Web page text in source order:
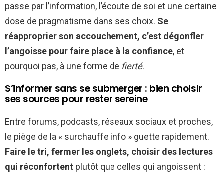
passe par l’information, l’écoute de soi et une certaine
dose de pragmatisme dans ses choix. Se
réapproprier son accouchement, c’est dégonfler
l’angoisse pour faire place à la confiance, et
pourquoi pas, à une forme de fierté.
S’informer sans se submerger : bien choisir
ses sources pour rester sereine
Entre forums, podcasts, réseaux sociaux et proches,
le piège de la « surchauffe info » guette rapidement.
Faire le tri, fermer les onglets, choisir des lectures
qui réconfortent plutôt que celles qui angoissent :